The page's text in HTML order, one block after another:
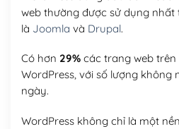
web thường được sử dụng nhất
là Joomla và Drupal.
Có hơn 29%các trang web trên
WordPress, với số lượng không
ngày.
WordPress không chỉ là một